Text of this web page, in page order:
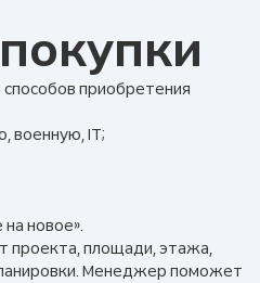
приобретения
военную, IT;
новое».
проекта, площади, этажа,
Менеджер поможет